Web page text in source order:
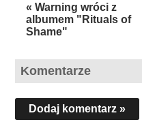
« Warning wróci z
albumem "Rituals of
Shame"
Komentarze
Dodaj komentarz »